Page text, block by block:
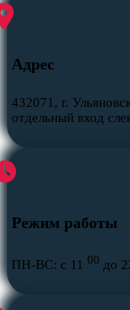
Адрес
432071, г.
отдельный вход
Режим работы
ПН-ВС: с 11 00 до